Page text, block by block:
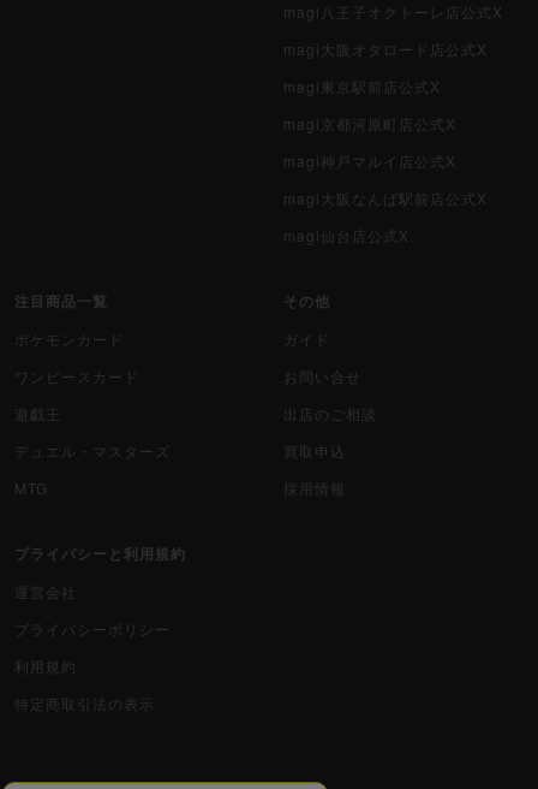
magi八王子オクトーレ店公式X
magi大阪オタロード店公式X
magi東京駅前店公式X
magi京都河原町店公式X
magi神戸マルイ店公式X
magi大阪なんば駅前店公式X
magi仙台店公式X
注目商品一覧
ポケモンカード
ワンピースカード
遊戯王
デュエル・マスターズ
MTG
その他
ガイド
お問い合せ
出店のご相談
買取申込
採用情報
プライバシーと利用規約
運営会社
プライバシーポリシー
利用規約
特定商取引法の表示